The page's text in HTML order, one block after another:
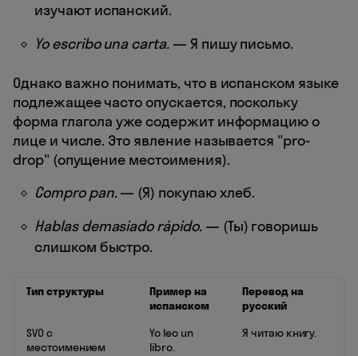
изучают испанский.
Yo escribo una carta.— Я пишу письмо.
Однако важно понимать, что в испанском языке
подлежащее часто опускается, поскольку
форма глагола уже содержит информацию о
лице и числе. Это явление называется "pro-
drop" (опущение местоимения).
Compro pan.— (Я) покупаю хлеб.
Hablas demasiado rápido.— (Ты) говоришь
слишком быстро.
Тип структуры
Пример на
испанском
Перевод на
русский
SVO с
местоимением
Yo leo un
libro.
Я читаю книгу.